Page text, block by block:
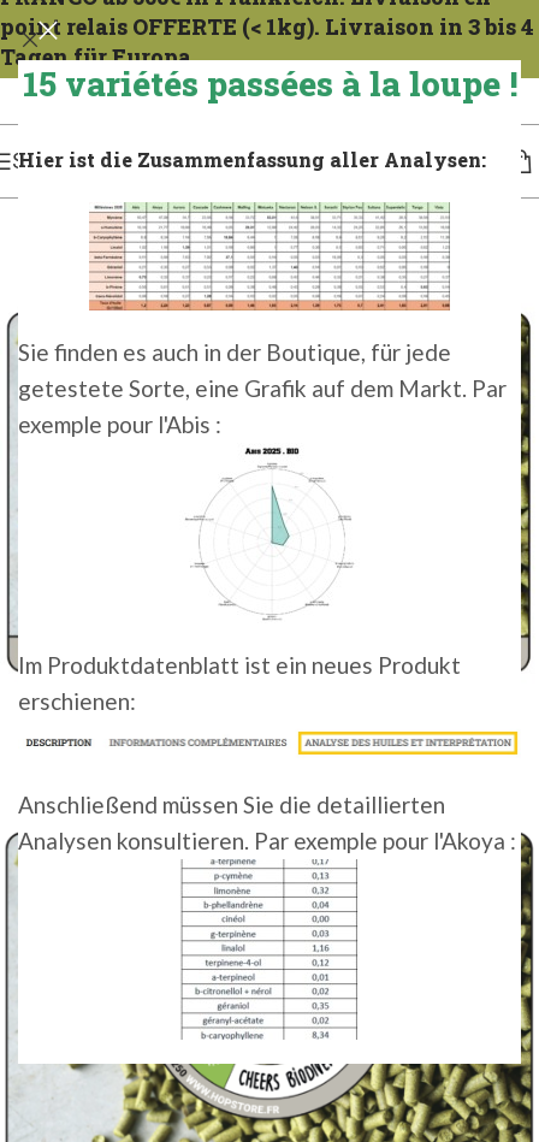
15 variétés passées à la loupe !
Hier ist die Zusammenfassung aller Analysen:
Sie finden es auch in der Boutique, für jede
getestete Sorte, eine Grafik auf dem Markt. Par
exemple pour l'Abis :
Im Produktdatenblatt ist ein neues Produkt
erschienen:
Anschließend müssen Sie die detaillierten
Analysen konsultieren. Par exemple pour l'Akoya :
point relais OFFERTE (< 1kg). Livraison in 3 bis 4
Tagen für Europa.
Expeditionen zu allen Mercredis. Gießen Sie das französische Gericht 1 bis 2 Tage
lang. Für 3 bis 4 Tage in Europa gießen.
SPEISEKARTE
Laden Sie den Bio-Hopfen-Katalog herunter • FR